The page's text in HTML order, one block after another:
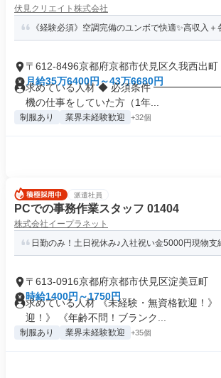
伏見クリエイト株式会社
《経験必須》空調完備のユンボで快適✨高収入＋
〒612-8496京都府京都市伏見区久我西出町
月給35万6400円～43万6680円
求めている人材 ◆ 必須条件
機の仕事をしていた方（1年...
制服あり 業界未経験歓迎 +32個
派遣社員
PCでの事務作業スタッフ 01404
株式会社イープラネット
日勤のみ！土日祝休み♪入社祝い金5000円現物
〒613-0916京都府京都市伏見区淀美豆町
時給1400円～1750円
求めている人材 《未経験・無資格歓迎！》
迎！》 《年齢不問！ブランク...
制服あり 業界未経験歓迎 +35個